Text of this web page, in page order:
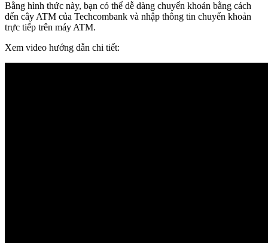
Bằng hình thức này, bạn có thể dễ dàng chuyển khoản bằng cách
đến cây ATM của Techcombank và nhập thông tin chuyển khoản
trực tiếp trên máy ATM.
Xem video hướng dẫn chi tiết: